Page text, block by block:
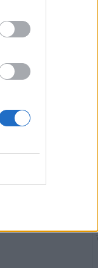
Η no1
από